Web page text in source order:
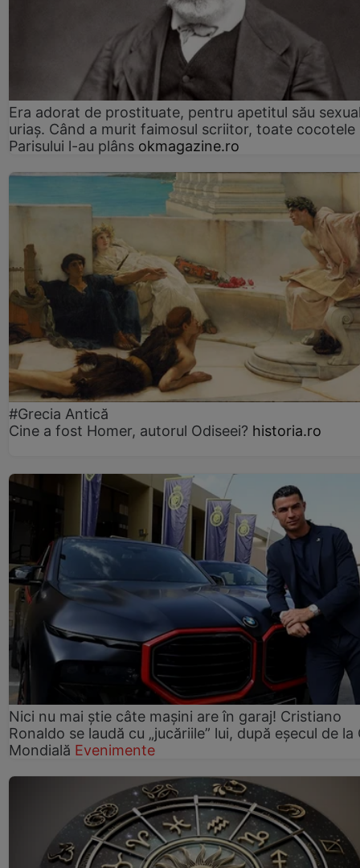
Era adorat de prostituate, pentru apetitul său
uriaș. Când a murit faimosul scriitor, toate cocotele
Parisului l-au plâns okmagazine.ro
#Grecia Antică
Cine a fost Homer, autorul Odiseei? historia.ro
Nici nu mai știe câte mașini are în garaj! Cristiano
Ronaldo se laudă cu „jucăriile” lui, după eșecul de la
Mondială Evenimente